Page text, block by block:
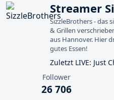
Streamer
SizzleBrothers - das
& Grillen
aus Hannover. Hier
gutes Essen!
Zuletzt LIVE: Just
Follower
26 706